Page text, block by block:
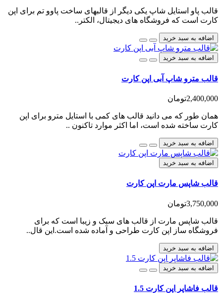
قالب پاو استایل شاپ یکی دیگر از قالبهای ساخت پاوو تم برای اپن
کارت است که فروشگاه های دیجیتال، الکتر..
اضافه به سبد خرید
اضافه به سبد خرید
قالب مترو شاپ آبی اپن کارت
2,400,000تومان
همان طور که می دانید قالب های کمی با استایل مترو برای اپن
کارت ساخته شده است، اما اکثر موارد تاکنون ..
اضافه به سبد خرید
اضافه به سبد خرید
قالب شاپس مارت اپن کارت
3,750,000تومان
قالب شاپس مارت از قالب های سبک و زیبا است که برای
فروشگاه ساز اپن کارت طراحی و آماده شده است.این قال..
اضافه به سبد خرید
اضافه به سبد خرید
قالب فاشاپر اپن کارت 1.5